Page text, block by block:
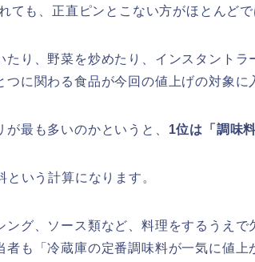
ても、正直ピンとこない方がほとんどで
たり、野菜を炒めたり、インスタントラ
つに関わる食品が今回の値上げの対象に
最も多いのかというと、 1位は「調味
いう計算になります。
ング、ソース類など、料理をするうえで
者も「冷蔵庫の定番調味料が一気に値上